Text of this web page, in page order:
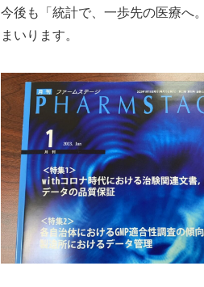
今後も「統計で、一歩先の医療へ
まいります。